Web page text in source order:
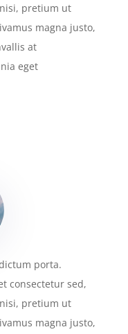
pretium ut
magna justo,
at
eget
porta.
consectetur sed,
pretium ut
magna justo,